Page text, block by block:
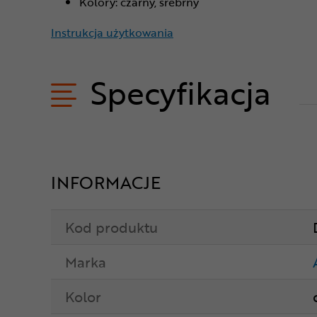
Instrukcja użytkowania
Specyfikacja
INFORMACJE
Kod produktu
Marka
Kolor